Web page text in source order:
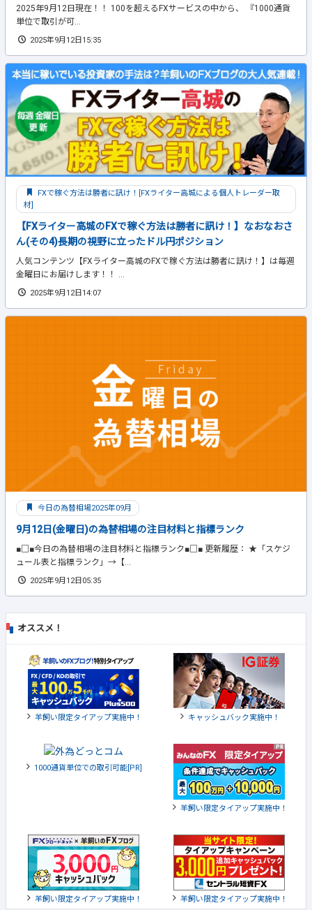
2025年9月12日現在！！ 100を超えるFXサービスの中から、 『1000通貨
単位で取引が可...
2025年9月12日15:35
FXで稼ぐ方法は勝者に訊け！[FXライター高城による個人トレーダー取
材]
【FXライター高城のFXで稼ぐ方法は勝者に訊け！】なおなおさ
ん(その4)長期の視野に立ったドル円ポジション
人気コンテンツ【FXライター高城のFXで稼ぐ方法は勝者に訊け！】は毎週
金曜日にお届けします！！ ...
2025年9月12日14:07
今日の為替相場2025年09月
9月12日(金曜日)の為替相場の注目材料と指標ランク
■□■今日の為替相場の注目材料と指標ランク■□■ 更新履歴： ★「スケジ
ュール表と指標ランク」→【...
2025年9月12日05:35
オススメ！
羊飼い限定タイアップ実施中！ キャッシュバック実施中！
1000通貨単位での取引可能[PR]
羊飼い限定タイアップ実施中！
羊飼い限定タイアップ実施中！ 羊飼い限定タイアップ実施中！